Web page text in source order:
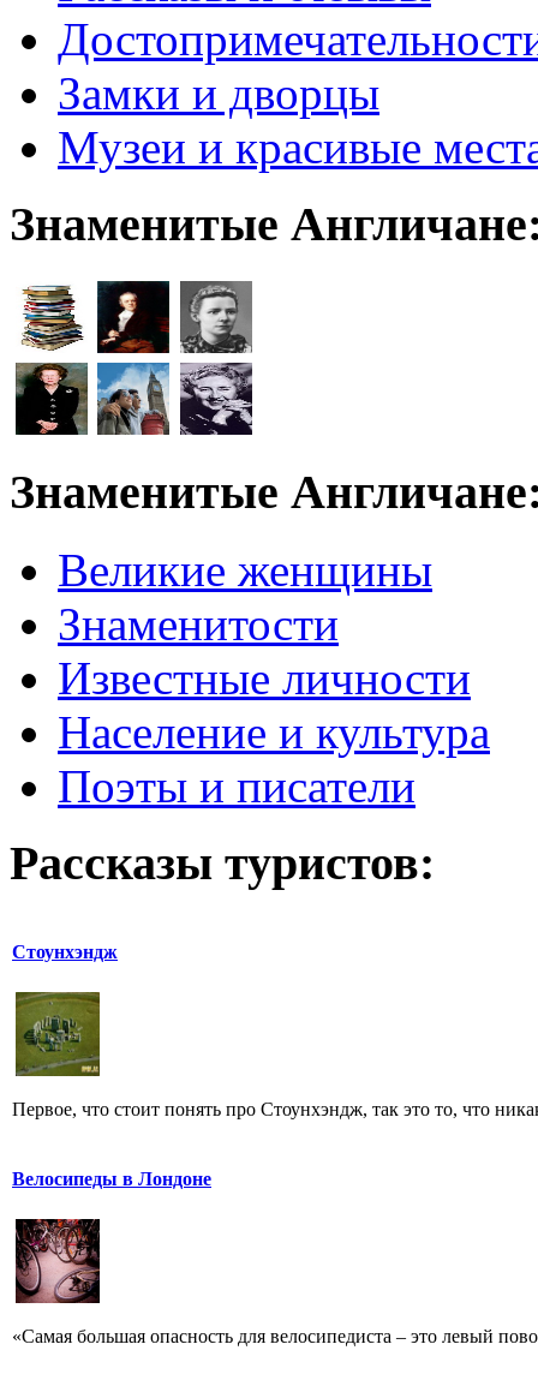
Замки и дворцы
Музеи и красивые
Знаменитые
Знаменитые
Великие женщины
Знаменитости
Известные личности
Население и культура
Поэты и писатели
Рассказы туристов:
Стоунхэндж
Первое, что стоит понять про Стоунхэндж, так это то, что
Велосипеды в Лондоне
«Самая большая опасность для велосипедиста – это левый